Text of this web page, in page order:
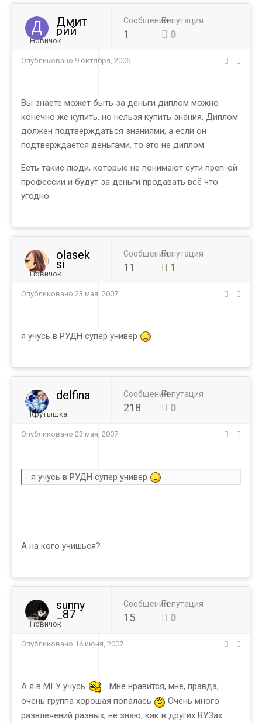
Дмит
рий
Новичок
Сообщений
1
Репутация
0
Опубликовано 9 октября, 2006
Вы знаете может быть за деньги диплом можно
конечно же купить, но нельзя купить знания. Диплом
должен подтверждаться знаниями, а если он
подтверждается деньгами, то это не диплом.
Есть такие люди, которые не понимают сути преп-ой
профессии и будут за деньги продавать всё что
угодно.
olasek
si
Новичок
Сообщений
11
Репутация
1
Опубликовано 23 мая, 2007
я учусь в РУДН супер универ
delfina
Крутышка
Сообщений
218
Репутация
0
Опубликовано 23 мая, 2007
я учусь в РУДН супер универ
А на кого учишься?
sunny
_87
Новичок
Сообщений
15
Репутация
0
Опубликовано 16 июня, 2007
А я в МГУ учусь
. Мне нравится, мне, правда,
очень группа хорошая попалась
Очень много
развлечений разных, не знаю, как в других ВУЗах...